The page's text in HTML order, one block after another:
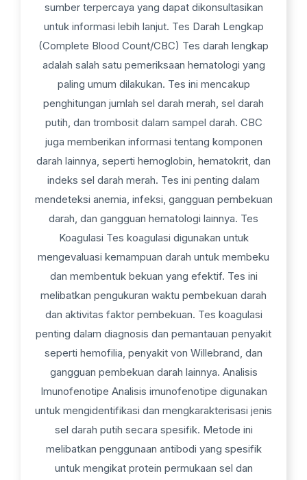
sumber terpercaya yang dapat dikonsultasikan
untuk informasi lebih lanjut. Tes Darah Lengkap
(Complete Blood Count/CBC) Tes darah lengkap
adalah salah satu pemeriksaan hematologi yang
paling umum dilakukan. Tes ini mencakup
penghitungan jumlah sel darah merah, sel darah
putih, dan trombosit dalam sampel darah. CBC
juga memberikan informasi tentang komponen
darah lainnya, seperti hemoglobin, hematokrit, dan
indeks sel darah merah. Tes ini penting dalam
mendeteksi anemia, infeksi, gangguan pembekuan
darah, dan gangguan hematologi lainnya. Tes
Koagulasi Tes koagulasi digunakan untuk
mengevaluasi kemampuan darah untuk membeku
dan membentuk bekuan yang efektif. Tes ini
melibatkan pengukuran waktu pembekuan darah
dan aktivitas faktor pembekuan. Tes koagulasi
penting dalam diagnosis dan pemantauan penyakit
seperti hemofilia, penyakit von Willebrand, dan
gangguan pembekuan darah lainnya. Analisis
Imunofenotipe Analisis imunofenotipe digunakan
untuk mengidentifikasi dan mengkarakterisasi jenis
sel darah putih secara spesifik. Metode ini
melibatkan penggunaan antibodi yang spesifik
untuk mengikat protein permukaan sel dan